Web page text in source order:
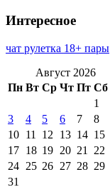
Интересное
чат рулетка 18+ пары
Август 2026
Пн Вт Ср Чт Пт Сб
1
3
4 5 6 7 8
10 11 12 13 14 15
17 18 19 20 21 22
24 25 26 27 28 29
31